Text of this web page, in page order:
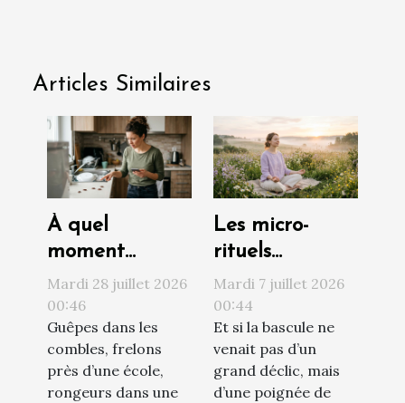
Articles Similaires
À quel
moment
contacter un
professionnel
face à une
invasion de
nuisibles ?
Mardi 28 juillet 2026
00:46
Guêpes dans les
combles, frelons
près d’une école,
rongeurs dans une
Les micro-
rituels
quotidiens qui
transforment
votre vision du
monde
Mardi 7 juillet 2026
00:44
Et si la bascule ne
venait pas d’un
grand déclic, mais
d’une poignée de